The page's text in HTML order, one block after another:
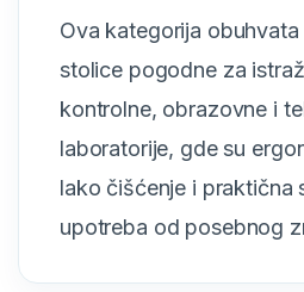
Ova kategorija
stolice pogodne za
kontrolne, obrazovne i
laboratorije, gde su
lako čišćenje i praktična
upotreba od posebnog